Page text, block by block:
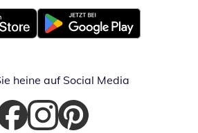
Fenster
Öffnet in neuem Fenster
heine auf Social Media